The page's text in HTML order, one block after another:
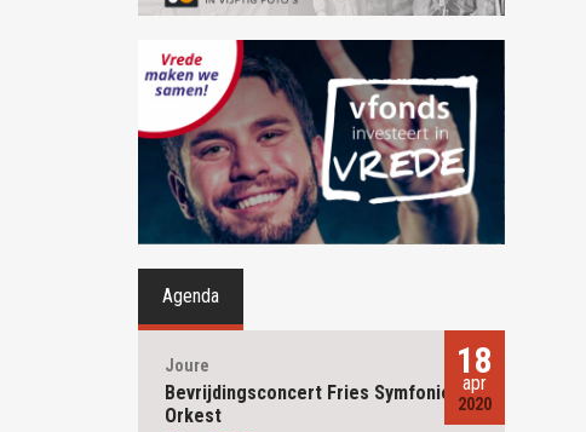
Agenda
Joure
Bevrijdingsconcert Fries Symfonie
Orkest
18
apr
2020